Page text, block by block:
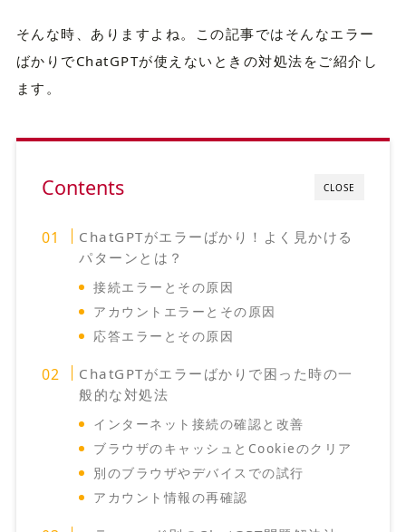
そんな時、ありますよね。この記事ではそんなエラー
ばかりでChatGPTが使えないときの対処法をご紹介し
ます。
CLOSE
Contents
ChatGPTがエラーばかり！よく見かける
パターンとは？
接続エラーとその原因
アカウントエラーとその原因
応答エラーとその原因
ChatGPTがエラーばかりで困った時の一
般的な対処法
インターネット接続の確認と改善
ブラウザのキャッシュとCookieのクリア
別のブラウザやデバイスでの試行
アカウント情報の再確認